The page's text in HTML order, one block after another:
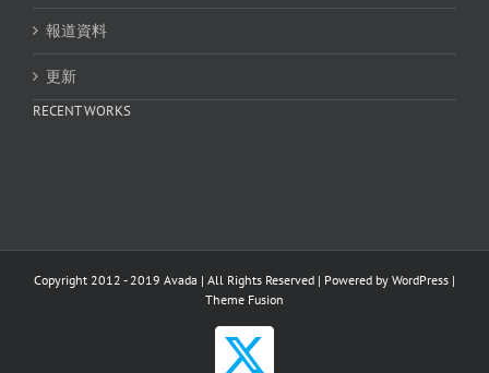
報道資料
更新
RECENT WORKS
Copyright 2012 - 2019 Avada | All Rights Reserved | Powered by WordPress |
Theme Fusion